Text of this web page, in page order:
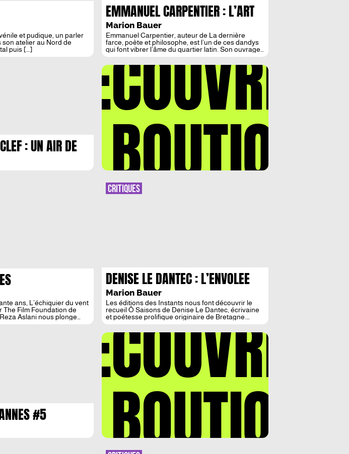
et pudique, un parler
atelier au Nord de
puis […]
EMMANUEL CARPENTIER : L’ART
DU POEME EN PROSE
Marion Bauer
Emmanuel Carpentier, auteur de La dernière
farce, poète et philosophe, est l’un de ces dandys
qui font vibrer l’âme du quartier latin. Son ouvrage,
publié aux éditions Hurle-vent créées afin
d’assurer l’indépendance de la revue littéraire
éponyme dans laquelle il publie ses poèmes. Une
œuvre singulière et […]
: UN AIR DE
DÉCOUVREZ
LA BOUTIQUE
ans, L’échiquier du vent
Film Foundation de
Aslani nous plonge
DENISE LE DANTEC : L’ENVOLEE
BUCOLIQUE
Marion Bauer
Les éditions des Instants nous font découvrir le
recueil Ô Saisons de Denise Le Dantec, écrivaine
et poétesse prolifique originaire de Bretagne.
Denise Le Dantec nous ouvre une parenthèse
idyllique aux effluves florales et mystiques. La
danse des éléments La toute jeune mais
exigeante maison d’éditions des Instants nous […]
CRITIQUES
#5
DÉCOUVREZ
LA BOUTIQUE